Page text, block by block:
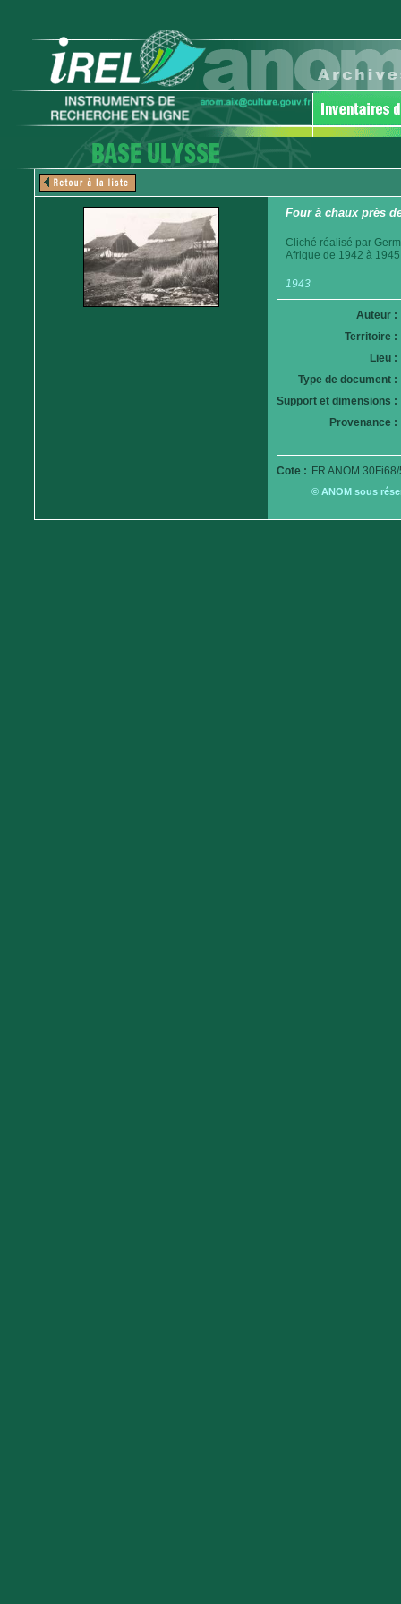
Four à chaux près
Cliché réalisé par
Afrique de 1942 à
1943
Auteur :
Territoire :
Lieu :
Type de document :
Support et dimensions :
Provenance :
Cote : FR ANOM
© ANOM sous